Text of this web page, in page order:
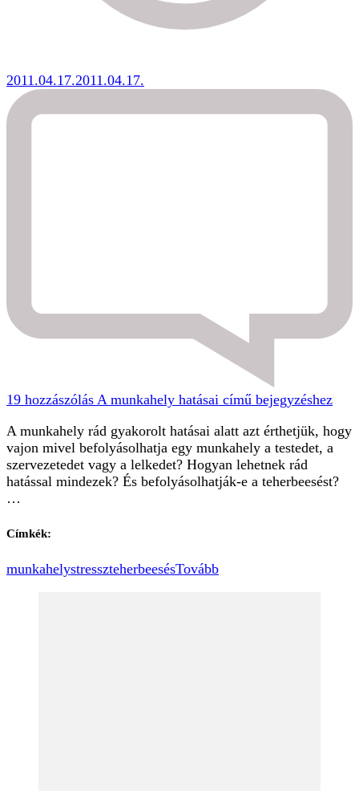
2011.04.17.2011.04.17.
19 hozzászólás A munkahely hatásai című bejegyzéshez
A munkahely rád gyakorolt hatásai alatt azt érthetjük, hogy
vajon mivel befolyásolhatja egy munkahely a testedet, a
szervezetedet vagy a lelkedet? Hogyan lehetnek rád
hatással mindezek? És befolyásolhatják-e a teherbeesést?
…
Címkék:
munkahelystresszteherbeesésTovább